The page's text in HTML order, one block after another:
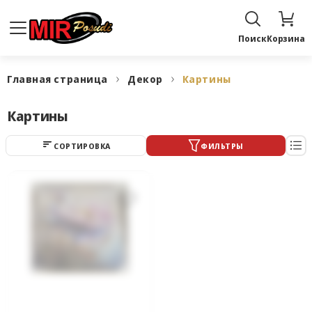
ПоискКорзина
Главная страница Декор Картины
Картины
СОРТИРОВКА ФИЛЬТРЫ